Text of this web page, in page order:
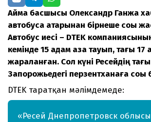
Аймақ басшысы Олександр Ганжа
автобусқа қатарынан бірнеше соққы
Автобус иесі – DTEK
кемінде 15 адам қаза тауып, тағы 17
жараланған. Сол күні Ресейдің
Запорожьедегі перзентханаға соққы
DTEK таратқан мәлімдемеде:
«Ресей Днепропетровск